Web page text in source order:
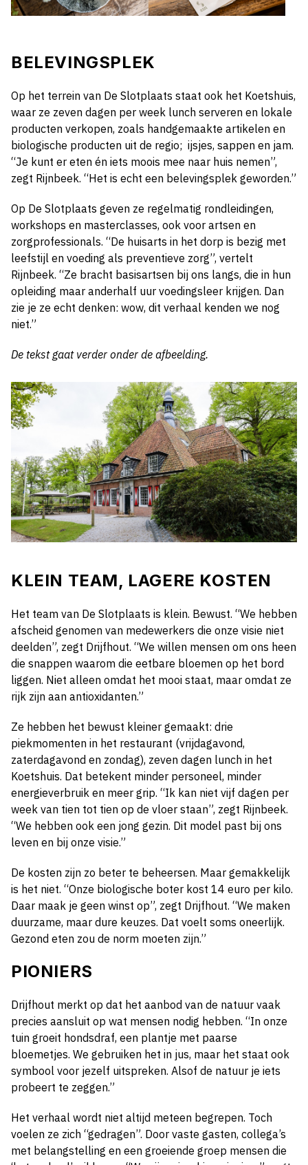
BELEVINGSPLEK
Op het terrein van De Slotplaats staat ook het Koetshuis,
waar ze zeven dagen per week lunch serveren en lokale
producten verkopen, zoals handgemaakte artikelen en
biologische producten uit de regio; ijsjes, sappen en jam.
“Je kunt er eten én iets moois mee naar huis nemen”,
zegt Rijnbeek. “Het is echt een belevingsplek geworden.”
Op De Slotplaats geven ze regelmatig rondleidingen,
workshops en masterclasses, ook voor artsen en
zorgprofessionals. “De huisarts in het dorp is bezig met
leefstijl en voeding als preventieve zorg”, vertelt
Rijnbeek. “Ze bracht basisartsen bij ons langs, die in hun
opleiding maar anderhalf uur voedingsleer krijgen. Dan
zie je ze echt denken: wow, dit verhaal kenden we nog
niet.”
De tekst gaat verder onder de afbeelding.
KLEIN TEAM, LAGERE KOSTEN
Het team van De Slotplaats is klein. Bewust. “We hebben
afscheid genomen van medewerkers die onze visie niet
deelden”, zegt Drijfhout. “We willen mensen om ons heen
die snappen waarom die eetbare bloemen op het bord
liggen. Niet alleen omdat het mooi staat, maar omdat ze
rijk zijn aan antioxidanten.”
Ze hebben het bewust kleiner gemaakt: drie
piekmomenten in het restaurant (vrijdagavond,
zaterdagavond en zondag), zeven dagen lunch in het
Koetshuis. Dat betekent minder personeel, minder
energieverbruik en meer grip. “Ik kan niet vijf dagen per
week van tien tot tien op de vloer staan”, zegt Rijnbeek.
“We hebben ook een jong gezin. Dit model past bij ons
leven en bij onze visie.”
De kosten zijn zo beter te beheersen. Maar gemakkelijk
is het niet. “Onze biologische boter kost 14 euro per kilo.
Daar maak je geen winst op”, zegt Drijfhout. “We maken
duurzame, maar dure keuzes. Dat voelt soms oneerlijk.
Gezond eten zou de norm moeten zijn.”
PIONIERS
Drijfhout merkt op dat het aanbod van de natuur vaak
precies aansluit op wat mensen nodig hebben. “In onze
tuin groeit hondsdraf, een plantje met paarse
bloemetjes. We gebruiken het in jus, maar het staat ook
symbool voor jezelf uitspreken. Alsof de natuur je iets
probeert te zeggen.”
Het verhaal wordt niet altijd meteen begrepen. Toch
voelen ze zich “gedragen”. Door vaste gasten, collega’s
met belangstelling en een groeiende groep mensen die